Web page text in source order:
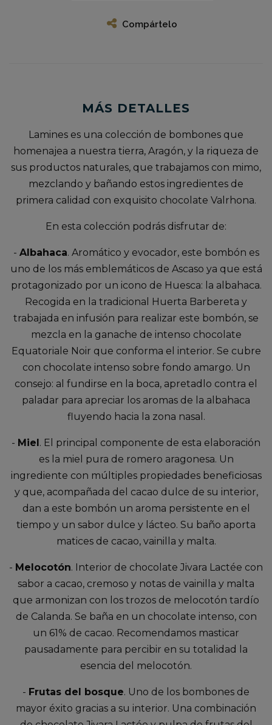
Compártelo
MÁS DETALLES
Lamines es una colección de bombones que
homenajea a nuestra tierra, Aragón, y la riqueza de
sus productos naturales, que trabajamos con mimo,
mezclando y bañando estos ingredientes de
primera calidad con exquisito chocolate Valrhona.
En esta colección podrás disfrutar de:
- Albahaca. Aromático y evocador, este bombón es
uno de los más emblemáticos de Ascaso ya que está
protagonizado por un icono de Huesca: la albahaca.
Recogida en la tradicional Huerta Barbereta y
trabajada en infusión para realizar este bombón, se
mezcla en la ganache de intenso chocolate
Equatoriale Noir que conforma el interior. Se cubre
con chocolate intenso sobre fondo amargo. Un
consejo: al fundirse en la boca, apretadlo contra el
paladar para apreciar los aromas de la albahaca
fluyendo hacia la zona nasal.
- Miel. El principal componente de esta elaboración
es la miel pura de romero aragonesa. Un
ingrediente con múltiples propiedades beneficiosas
y que, acompañada del cacao dulce de su interior,
dan a este bombón un aroma persistente en el
tiempo y un sabor dulce y lácteo. Su baño aporta
matices de cacao, vainilla y malta.
- Melocotón. Interior de chocolate Jivara Lactée con
sabor a cacao, cremoso y notas de vainilla y malta
que armonizan con los trozos de melocotón tardío
de Calanda. Se baña en un chocolate intenso, con
un 61% de cacao. Recomendamos masticar
pausadamente para percibir en su totalidad la
esencia del melocotón.
- Frutas del bosque. Uno de los bombones de
mayor éxito gracias a su interior. Una combinación